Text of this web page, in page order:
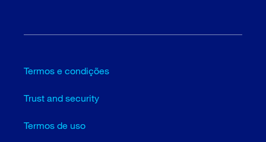
Termos e condições
Trust and security
Termos de uso